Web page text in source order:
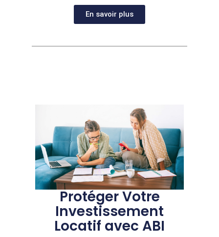
En savoir plus
Protéger Votre
Investissement
Locatif avec ABI